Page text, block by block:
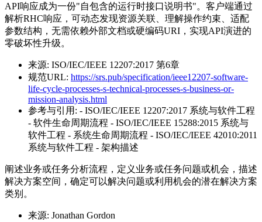
API响应成为一份"自包含的运行时接口说明书"。客户端通过
解析RHC响应，可动态发现资源关联、理解操作约束、适配
参数结构，无需依赖外部文档或硬编码URI，实现API演进的
零破坏性升级。
来源: ISO/IEC/IEEE 12207:2017 第6章
规范URL: https://srs.pub/specification/ieee12207-software-
life-cycle-processes-s-technical-processes-s-business-or-
mission-analysis.html
参考与引用: - ISO/IEC/IEEE 12207:2017 系统与软件工程
- 软件生命周期流程 - ISO/IEC/IEEE 15288:2015 系统与
软件工程 - 系统生命周期流程 - ISO/IEC/IEEE 42010:2011
系统与软件工程 - 架构描述
阐述业务或任务分析流程，定义业务或任务问题或机会，描述
解决方案空间，确定可以解决问题或利用机会的潜在解决方案
类别。
来源: Jonathan Gordon